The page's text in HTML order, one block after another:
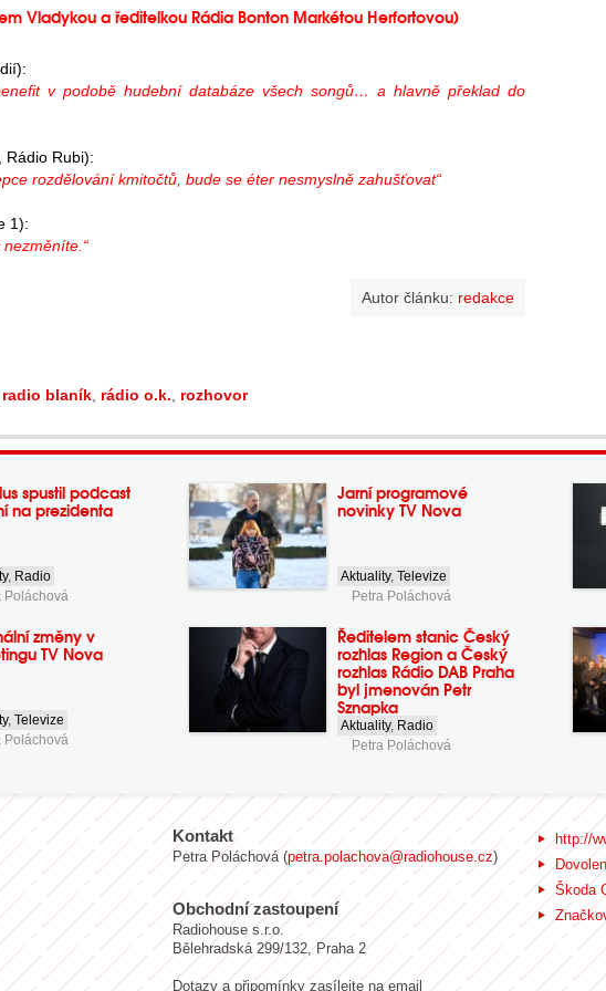
Vladykou a ředitelkou Rádia Bonton Markétou Herfortovou)
v podobě hudební databáze všech songů… a hlavně překlad do
Rádio Rubi):
rozdělování kmitočtů, bude se éter nesmyslně zahušťovat“
1):
nezměníte.“
Autor článku: redakce
radio blaník rádio o.k. rozhovor
spustil podcast
na prezidenta
, Radio
Poláchová
Jarní programové
novinky TV Nova
Aktuality,Televize
Petra Poláchová
změny v
TV Nova
,Televize
Poláchová
Ředitelem stanic Český
rozhlas Region a Český
rozhlas Rádio DAB Praha
byl jmenován Petr
Sznapka
Aktuality, Radio
Petra Poláchová
Kontakt
Petra Poláchová (petra.polachova@radiohouse.cz)
Obchodní zastoupení
Radiohouse s.r.o.
Bělehradská 299/132, Praha 2
Dotazy a připomínky zasílejte na email
http://
Škoda